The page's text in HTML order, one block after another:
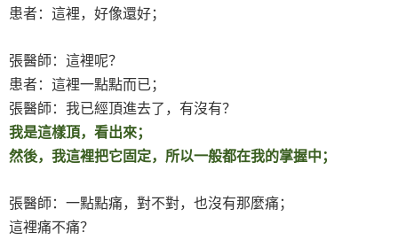
患者：這裡，好像還好；
張醫師：這裡呢？
患者：這裡一點點而已；
張醫師：我已經頂進去了，有沒有？
我是這樣頂，看出來；
然後，我這裡把它固定，所以一般都在我的掌握中；
張醫師：一點點痛，對不對，也沒有那麼痛；
這裡痛不痛？